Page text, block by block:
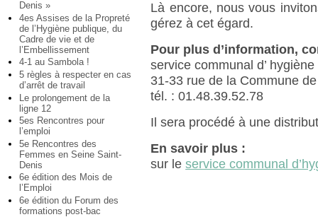
Denis »
4es Assises de la Propreté
de l’Hygiène publique, du
Cadre de vie et de
l’Embellissement
4-1 au Sambola !
5 règles à respecter en cas
d’arrêt de travail
Le prolongement de la
ligne 12
5es Rencontres pour
l’emploi
5e Rencontres des
Femmes en Seine Saint-
Denis
6e édition des Mois de
l’Emploi
6e édition du Forum des
formations post-bac
Là encore, nous vous
gérez à cet égard.
Pour plus d’information,
service communal d’
31-33 rue de la Commune
tél. : 01.48.39.52.78
Il sera procédé à une
En savoir plus :
sur leservice communal